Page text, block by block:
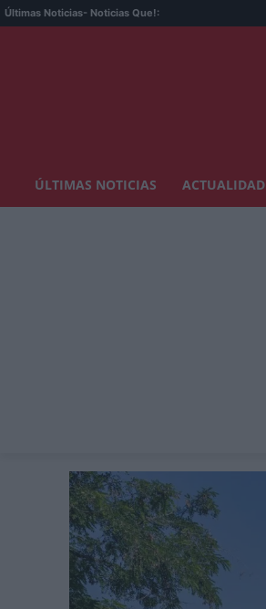
Últimas Noticias- Noticias Que!:
ÚLTIMAS NOTICIAS ACTUALIDAD